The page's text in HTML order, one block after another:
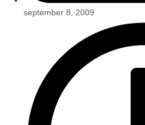
september 8, 2009